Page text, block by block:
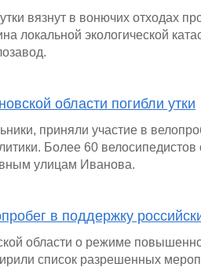
вязнут в вонючих отходах
локальной экологической
области погибли утки
приняли участие в
Более 60
улицам Иванова.
в поддержку
области о режиме
список разрешенных